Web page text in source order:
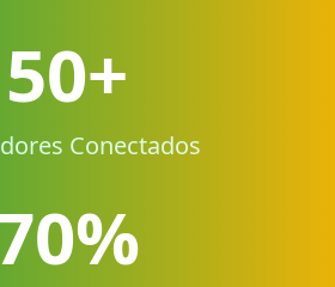
50+
Conectados